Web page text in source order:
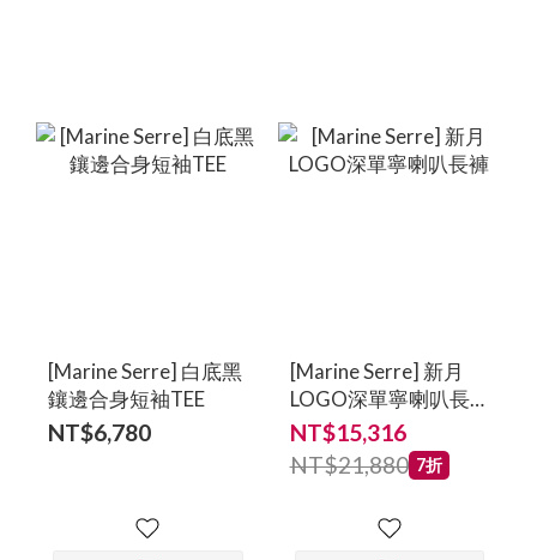
[Marine Serre] 白底黑
鑲邊合身短袖TEE
NT$6,780
[Marine Serre] 新月
LOGO深單寧喇叭長
褲
NT$15,316
NT$21,880 7折